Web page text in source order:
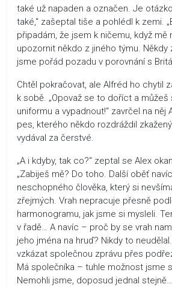
také už napaden a označen. Je
také,“ zašeptal tiše a pohlédl k zemi.
připadám, že jsem k ničemu, když mě
upozornit někdo z jiného týmu. Někdy
jsme pořád pozadu v porovnání s
Chtěl pokračovat, ale Alfréd ho chytil
k sobě. „Opovaž se to doříct a můžeš
uniformu a vypadnout!“ zavrčel na něj
pes, kterého někdo rozdráždil
vydával za čerstvé.
„A i kdyby, tak co?“ zeptal se Alex
„Zabiješ mě? Do toho. Další oběť
neschopného člověka, který si
zřejmých. Vrah nepracuje přesně
harmonogramu, jak jsme si mysleli.
v řadě… A navíc – proč by se vrah
jeho jména na hruď? Nikdy to
vzkázat společnou zprávu přes
Má společníka – tuhle možnost jsme
Nemohli jsme, doposud jednal